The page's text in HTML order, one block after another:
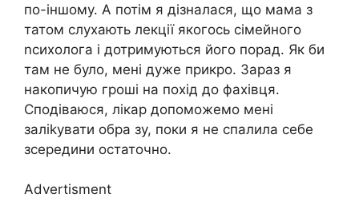
по-іншому. А потім я дізналася, що мама з
татом слухають лекції якогось сімейного
nсихолога і дотримуються його порад. Як би
там не було, мені дуже прикро. Зараз я
накопичую гроші на похід до фахівця.
Сподіваюся, лікар допоможемо мені
заліkувати обра зу, поки я не спалила себе
зсередини остаточно.
Advertisment